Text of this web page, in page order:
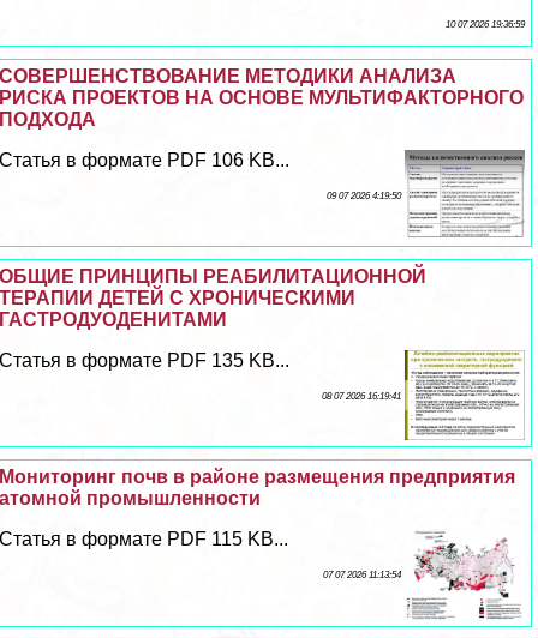
10 07 2026 19:36:59
СОВЕРШЕНСТВОВАНИЕ МЕТОДИКИ АНАЛИЗА
РИСКА ПРОЕКТОВ НА ОСНОВЕ МУЛЬТИФАКТОРНОГО
ПОДХОДА
Статья в формате PDF 106 KB...
09 07 2026 4:19:50
ОБЩИЕ ПРИНЦИПЫ РЕАБИЛИТАЦИОННОЙ
ТЕРАПИИ ДЕТЕЙ С ХРОНИЧЕСКИМИ
ГАСТРОДУОДЕНИТАМИ
Статья в формате PDF 135 KB...
08 07 2026 16:19:41
Мониторинг почв в районе размещения предприятия
атомной промышленности
Статья в формате PDF 115 KB...
07 07 2026 11:13:54